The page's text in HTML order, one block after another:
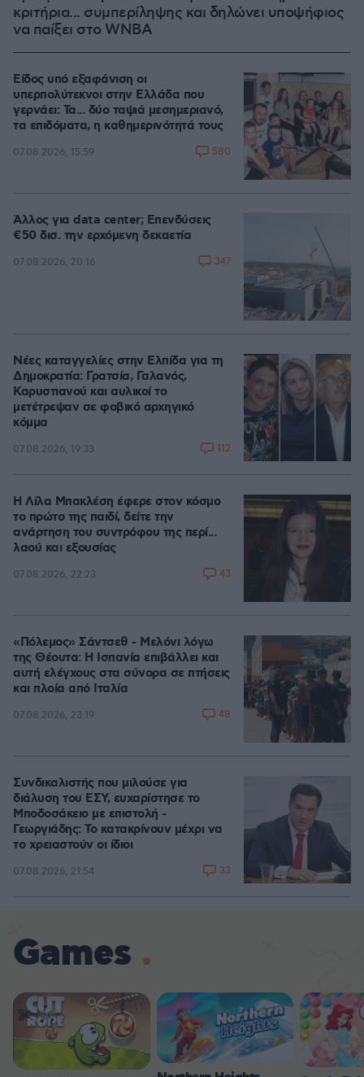
κριτήρια... συμπερίληψης και δηλώνει υποψήφιος
να παίξει στο WNBA
Είδος υπό εξαφάνιση οι
υπερπολύτεκνοι στην Ελλάδα που
γερνάει: Τα... δύο ταψιά μεσημεριανό,
τα επιδόματα, η καθημερινότητά τους
07.08.2026, 15:59 580
Άλλος για data center; Επενδύσεις
€50 δισ. την ερχόμενη δεκαετία
07.08.2026, 20:16 347
Νέες καταγγελίες στην Ελπίδα για τη
Δημοκρατία: Γρατσία, Γαλανός,
Καρυστιανού και αυλικοί το
μετέτρεψαν σε φοβικό αρχηγικό
κόμμα
07.08.2026, 19:33 112
Η Λίλα Μπακλέση έφερε στον κόσμο
το πρώτο της παιδί, δείτε την
ανάρτηση του συντρόφου της περί...
λαού και εξουσίας
07.08.2026, 22:23 43
«Πόλεμος» Σάντσεθ - Μελόνι λόγω
της Θέουτα: Η Ισπανία επιβάλλει και
αυτή ελέγχους στα σύνορα σε πτήσεις
και πλοία από Ιταλία
07.08.2026, 23:19 48
Συνδικαλιστής που μιλούσε για
διάλυση του ΕΣΥ, ευχαρίστησε το
Μποδοσάκειο με επιστολή -
Γεωργιάδης: Το κατακρίνουν μέχρι να
το χρειαστούν οι ίδιοι
07.08.2026, 21:54 33
Games